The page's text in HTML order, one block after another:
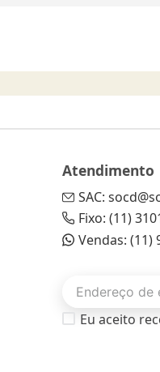
Atendimento
SAC:
Fixo: (11)
Vendas: (11)
Eu aceito